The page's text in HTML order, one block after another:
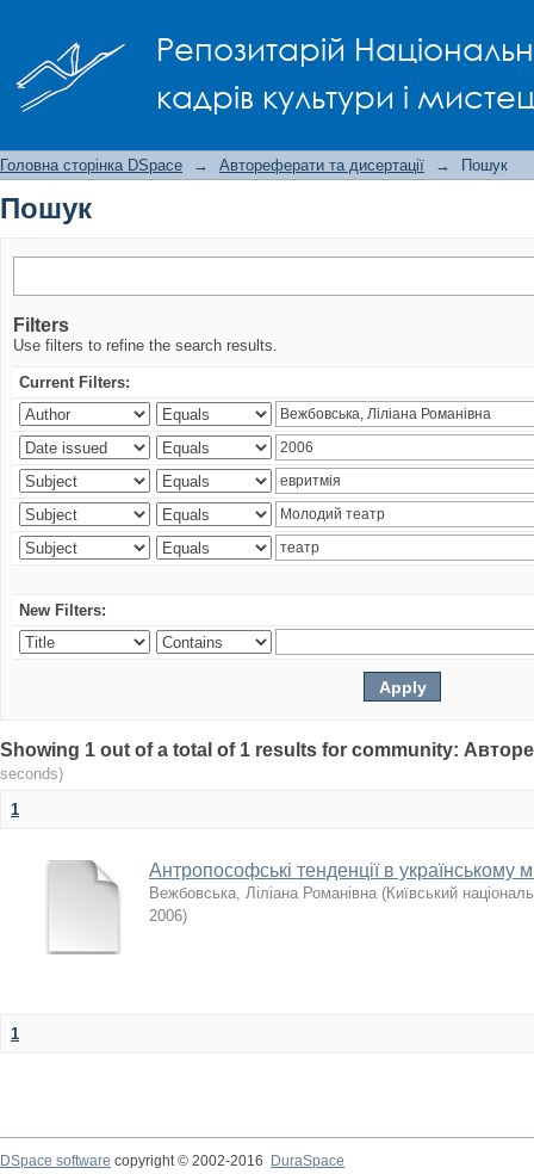
Репозитарій
кадрів культури і
Головна сторінка DSpace → Автореферати та дисертації → Пошук
Пошук
Filters
Use filters to refine the search results.
Current Filters:
New Filters:
Showing 1 out of a total of 1 results for community:
seconds)
1
Антропософські тенденції в українському
Вежбовська, Ліліана Романівна (Київський
2006)
1
DSpace software copyright © 2002-2016
DuraSpace